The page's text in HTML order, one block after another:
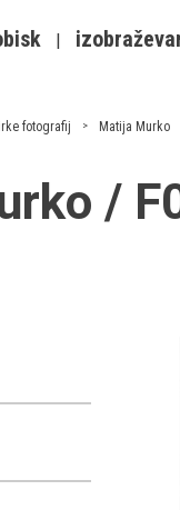
fotografij Matija Murko
/